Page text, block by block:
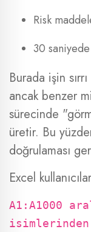
Risk
30
Burada işin
ancak benzer
sürecinde
üretir. Bu
doğrulaması
Excel
A1:A1000